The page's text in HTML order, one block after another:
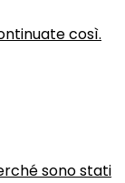
così.
sono stati